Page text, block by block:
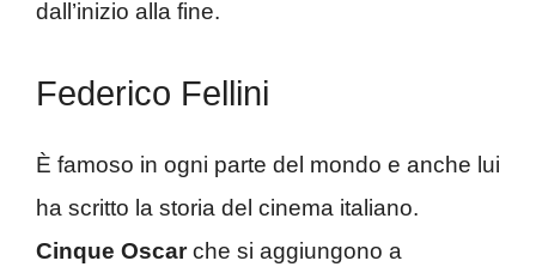
dall’inizio alla fine.
Federico Fellini
È famoso in ogni parte del mondo e anche lui
ha scritto la storia del cinema italiano.
Cinque Oscarche si aggiungono a